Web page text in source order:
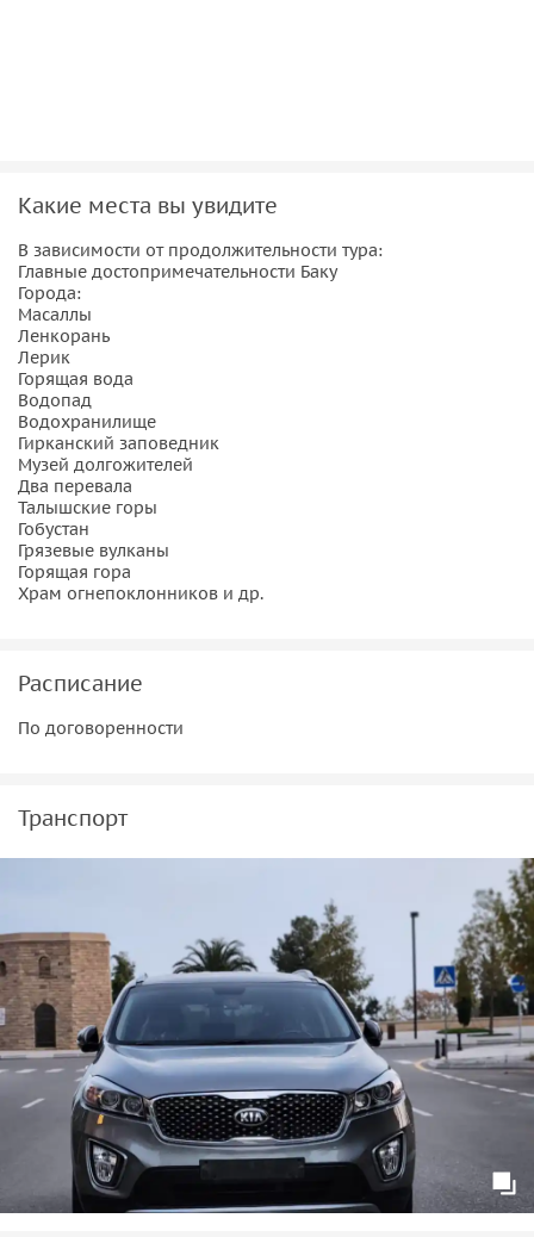
Какие места вы увидите
В зависимости от продолжительности тура:
Главные достопримечательности Баку
Города:
Масаллы
Ленкорань
Лерик
Горящая вода
Водопад
Водохранилище
Гирканский заповедник
Музей долгожителей
Два перевала
Талышские горы
Гобустан
Грязевые вулканы
Горящая гора
Храм огнепоклонников и др.
Расписание
По договоренности
Транспорт